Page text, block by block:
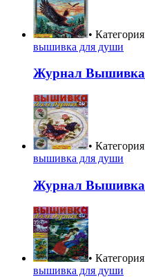
•
вышивка для души
Журнал Вышивка
•
вышивка для души
Журнал Вышивка
•
вышивка для души